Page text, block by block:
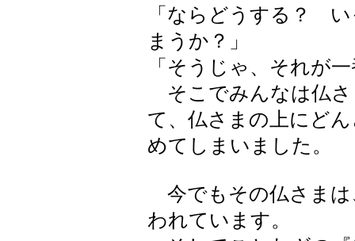
「ならどうする？
まうか？」
「そうじゃ、それが
そこでみんなは仏さ
て、仏さまの上にど
めてしまいました。
今でもその仏さまは
われています。